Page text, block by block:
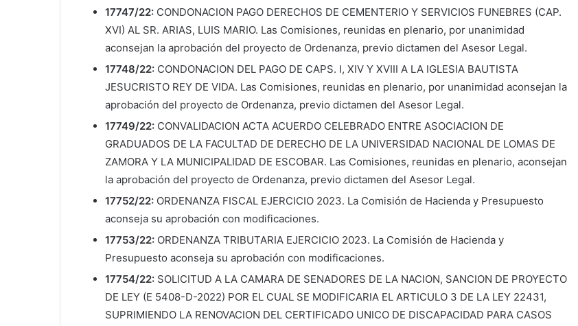
17747/22: CONDONACION PAGO DERECHOS DE CEMENTERIO Y SERVICIOS FUNEBRES (CAP.
XVI) AL SR. ARIAS, LUIS MARIO. Las Comisiones, reunidas en plenario, por unanimidad
aconsejan la aprobación del proyecto de Ordenanza, previo dictamen del Asesor Legal.
17748/22: CONDONACION DEL PAGO DE CAPS. I, XIV Y XVIII A LA IGLESIA BAUTISTA
JESUCRISTO REY DE VIDA. Las Comisiones, reunidas en plenario, por unanimidad aconsejan la
aprobación del proyecto de Ordenanza, previo dictamen del Asesor Legal.
17749/22: CONVALIDACION ACTA ACUERDO CELEBRADO ENTRE ASOCIACION DE
GRADUADOS DE LA FACULTAD DE DERECHO DE LA UNIVERSIDAD NACIONAL DE LOMAS DE
ZAMORA Y LA MUNICIPALIDAD DE ESCOBAR. Las Comisiones, reunidas en plenario, aconsejan
la aprobación del proyecto de Ordenanza, previo dictamen del Asesor Legal.
17752/22: ORDENANZA FISCAL EJERCICIO 2023. La Comisión de Hacienda y Presupuesto
aconseja su aprobación con modificaciones.
17753/22: ORDENANZA TRIBUTARIA EJERCICIO 2023. La Comisión de Hacienda y
Presupuesto aconseja su aprobación con modificaciones.
17754/22: SOLICITUD A LA CAMARA DE SENADORES DE LA NACION, SANCION DE PROYECTO
DE LEY (E 5408-D-2022) POR EL CUAL SE MODIFICARIA EL ARTICULO 3 DE LA LEY 22431,
SUPRIMIENDO LA RENOVACION DEL CERTIFICADO UNICO DE DISCAPACIDAD PARA CASOS